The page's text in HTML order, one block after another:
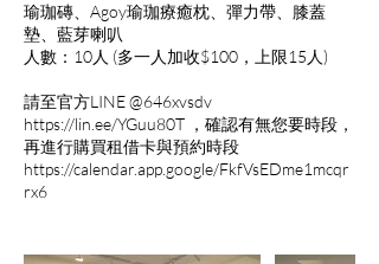
瑜珈磚、Agoy瑜珈療癒枕、彈力帶、膝蓋
墊、藍芽喇叭
人數：10人 (多一人加收$100，上限15人)
請至官方LINE @646xvsdv
https://lin.ee/YGuu80T ，確認有無您要時段，
再進行購買租借卡與預約時段
https://calendar.app.google/FkfVsEDme1mcqr
rx6